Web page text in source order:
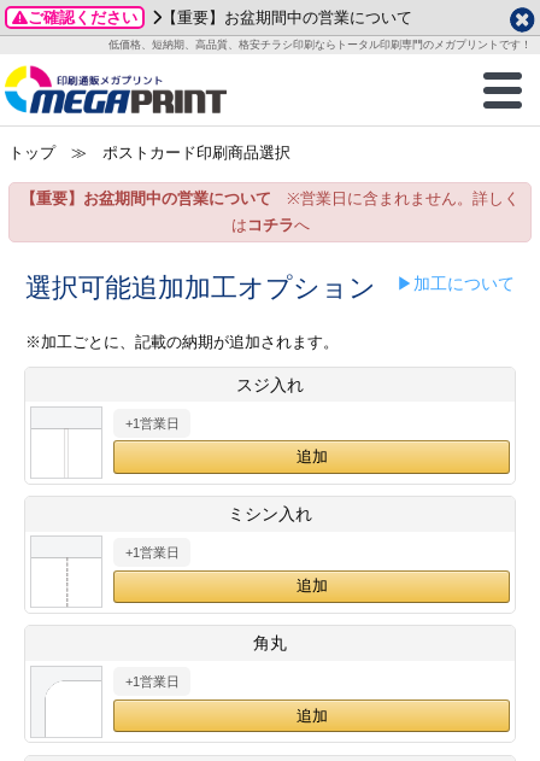
ご確認ください 【重要】お盆期間中の営業について
低価格、短納期、高品質、格安チラシ印刷ならトータル印刷専門のメガプリントです！
商品一覧
グッズ
ステッカー
ックカード印刷
業ツール印刷
＆盛り上げ印刷
ご利用ガイド
お客様へ
いて
方法
/送料について
刷
カード印刷
ックカード名刺
ムカード
型マル型印刷
ード印刷
刷
印刷
印刷
データ作成ガイド
成前に
ガイド
加工指示ガイド
テンプレート
ード印刷
名刺印刷
ックカード
ード印刷
形マル型
印刷
刷
一覧
わせ
り
プル請求
2026年 8月
月
火 水 木 金
土
1
3
4 5 6 7
8
15
24
25 26 27
29
土
1
2 3
9 10 11
12
14
15 16 17 18
19
26
28
29 30
・・休業日
トップ≫ ポストカード印刷商品選択
【重要】お盆期間中の営業について ※営業日に含まれません。詳しく
は コチラへ
選択可能追加加工オプション ▶加工について
※加工ごとに、記載の納期が追加されます。
スジ入れ
+1営業日
ミシン入れ
+1営業日
角丸
+1営業日